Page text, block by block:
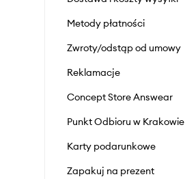
Metody płatności
Zwroty/odstąp od umowy
Reklamacje
Concept Store Answear
Punkt Odbioru w Krakowie
Karty podarunkowe
Zapakuj na prezent